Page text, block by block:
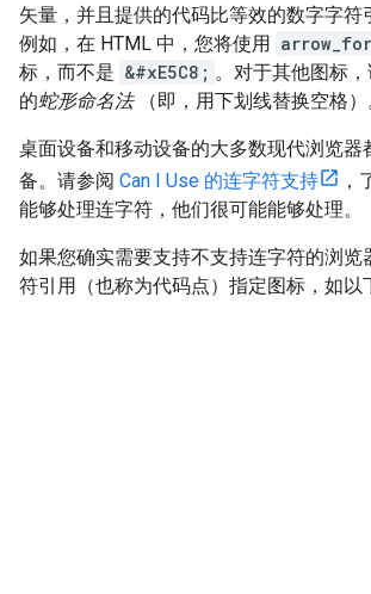
矢量，并且提供的代码比等效的数字字符
例如，在 HTML 中，您将使用
标，而不是 &#xE5C8; 。对于其他图标
的蛇形命名法（即，用下划线替换空格）
桌面设备和移动设备的大多数现代浏览器
备。请参阅 Can I Use 的连字符支持
，
能够处理连字符，他们很可能能够处理。
如果您确实需要支持不支持连字符的浏览
符引用（也称为代码点）指定图标，如以